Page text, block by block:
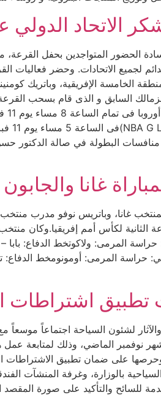
الاتحاد
الحضور المتواجدين بحفل القرعة،
لجميع الاتحادات. وحضر
الخامسة الإفريقية، وباتريك
غانا والجابون
غانا، وباتريس نوفو مدرب
الثانية لكأس أمم إفريقيا.وكان
حراسة المرمى: ولاكوتخط الدفاع:
حراسة المرمى: أومونومخط
تطبيق اشتراطات
لشئون السياحة اجتماعاً
شهر نوفمبر الماضي، وذلك لمتابعة
على ضمان تطبيق الاشتراطات
بالوزارة، وغرفة المنشآت
للسائح والتأكيد على صورة